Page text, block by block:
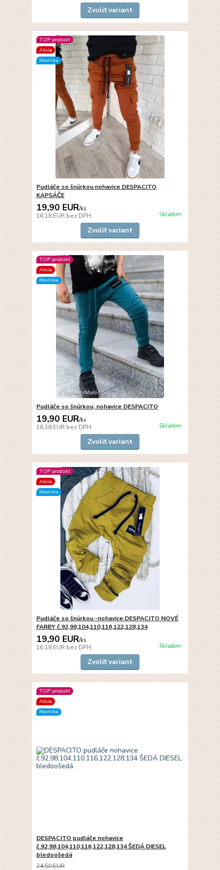
Zvoliť variant
TOP produkt
Akcia
Novinka
Pudláče so šnúrkou nohavice DESPACITO
KAPSÁČE
19,90 EUR/ks
16,18 EUR bez DPH Skladom
Zvoliť variant
TOP produkt
Akcia
Novinka
Pudláče so šnúrkou, nohavice DESPACITO
19,90 EUR/ks
16,18 EUR bez DPH Skladom
Zvoliť variant
TOP produkt
Akcia
Novinka
Pudláče so šnúrkou -nohavice DESPACITO NOVÉ
FARBY č.92,98,104,110,116,122,128,134
19,90 EUR/ks
16,18 EUR bez DPH Skladom
Zvoliť variant
TOP produkt
Akcia
Novinka
DESPACITO pudláče nohavice
č.92,98,104,110,116,122,128,134 ŠEDÁ DIESEL
bledoošedá
24,50 EUR